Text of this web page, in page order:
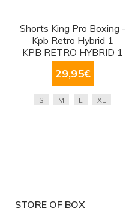
Shorts King Pro Boxing -
Kpb Retro Hybrid 1
KPB RETRO HYBRID 1
29,95€
S M L XL
STORE OF BOX